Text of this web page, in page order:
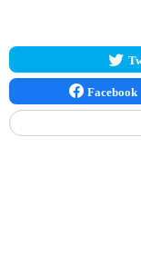
Facebook